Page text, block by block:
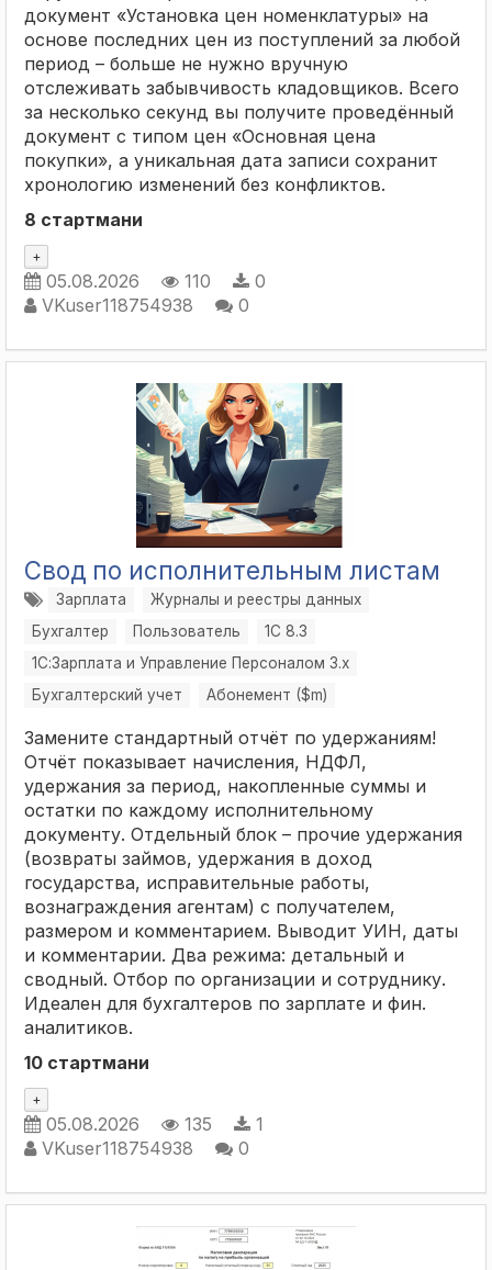
документ «Установка цен номенклатуры» на
основе последних цен из поступлений за любой
период – больше не нужно вручную
отслеживать забывчивость кладовщиков. Всего
за несколько секунд вы получите проведённый
документ с типом цен «Основная цена
покупки», а уникальная дата записи сохранит
хронологию изменений без конфликтов.
8 стартмани
+
05.08.2026 110
0
VKuser118754938
0
Свод по исполнительным листам
Зарплата
Журналы и реестры данных
Бухгалтер
Пользователь
1С 8.3
1С:Зарплата и Управление Персоналом 3.x
Бухгалтерский учет
Абонемент ($m)
Замените стандартный отчёт по удержаниям!
Отчёт показывает начисления, НДФЛ,
удержания за период, накопленные суммы и
остатки по каждому исполнительному
документу. Отдельный блок – прочие удержания
(возвраты займов, удержания в доход
государства, исправительные работы,
вознаграждения агентам) с получателем,
размером и комментарием. Выводит УИН, даты
и комментарии. Два режима: детальный и
сводный. Отбор по организации и сотруднику.
Идеален для бухгалтеров по зарплате и фин.
аналитиков.
10 стартмани
+
05.08.2026 135
1
VKuser118754938
0